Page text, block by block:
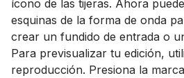
ícono de las tijeras. Ahora
esquinas de la forma de onda
crear un fundido de entrada o
Para previsualizar tu edición,
reproducción. Presiona la